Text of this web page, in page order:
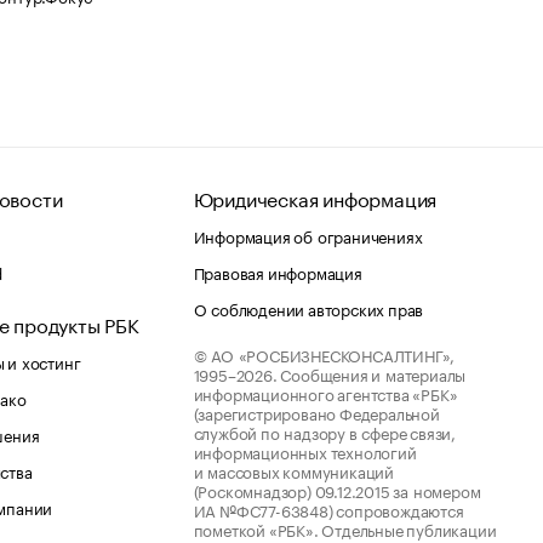
продукты РБК
хостинг
Юридическая информация
Информация об ограничениях
Правовая информация
О соблюдении авторских прав
© АО «РОСБИЗНЕСКОНСАЛТИНГ»,
1995–2026. Сообщения и материалы
информационного агентства «РБК»
(зарегистрировано Федеральной
службой по надзору в сфере связи,
информационных технологий
и массовых коммуникаций
(Роскомнадзор) 09.12.2015 за номером
ИА №ФС77-63848) сопровождаются
пометкой «РБК». Отдельные публикации